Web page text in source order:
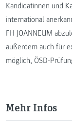
Kandidatinnen und
international
FH JOANNEUM
außerdem auch für
möglich, ÖSD-
Mehr Infos